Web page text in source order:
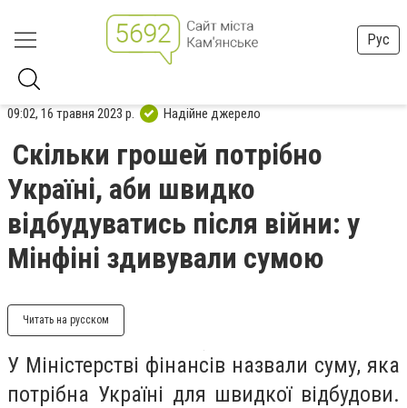
Рус
09:02, 16 травня 2023 р. Надійне джерело
Скільки грошей потрібно
Україні, аби швидко
відбудуватись після війни: у
Мінфіні здивували сумою
Читать на русском
У Міністерстві фінансів назвали суму, яка
потрібна Україні для швидкої відбудови.